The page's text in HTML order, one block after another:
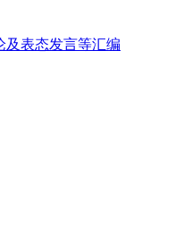
及表态发言等汇编